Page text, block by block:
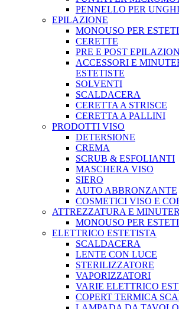
PENNELLO PER
EPILAZIONE
MONOUSO PER
CERETTE
PRE E POST
ACCESSORI E
ESTETISTE
SOLVENTI
SCALDACERA
CERETTA A STRISCE
CERETTA A PALLINI
PRODOTTI VISO
DETERSIONE
CREMA
SCRUB & ESFOLIANTI
MASCHERA VISO
SIERO
AUTO ABBRONZANTE
COSMETICI VISO E
ATTREZZATURA E
MONOUSO PER
ELETTRICO ESTETISTA
SCALDACERA
LENTE CON LUCE
STERILIZZATORE
VAPORIZZATORI
VARIE ELETTRICO
COPERT TERMICA